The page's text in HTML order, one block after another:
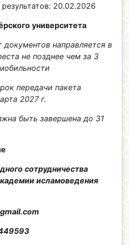
20.02.2026
университета
направляется в
не позднее чем за 3
передачи пакета
2027 г.
быть завершена до 31
сотрудничества
исламоведения